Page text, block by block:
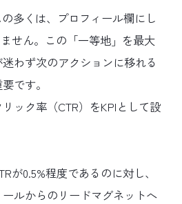
多くは、プロフィール欄にし
せん。この「一等地」を最大
わず次のアクションに移れる
です。
ック率（CTR）をKPIとして設
が0.5%程度であるのに対し、
ルからのリードマグネットへ